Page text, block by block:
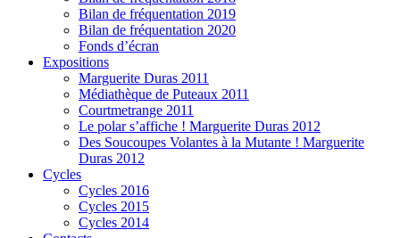
Bilan de fréquentation 2019
Bilan de fréquentation 2020
Fonds d’écran
Expositions
Marguerite Duras 2011
Médiathèque de Puteaux 2011
Courtmetrange 2011
Le polar s’affiche ! Marguerite Duras 2012
Des Soucoupes Volantes à la Mutante ! Marguerite
Duras 2012
Cycles
Cycles 2016
Cycles 2015
Cycles 2014